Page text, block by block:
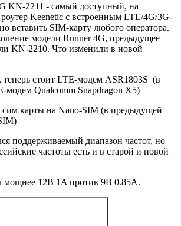
KN-2211 - самый доступный, на
Keenetic с встроенным LTE/4G/3G-
вставить SIM-карту любого оператора.
модели Runner 4G, предыдущее
KN-2210. Что изменили в новой
стоит LTE-модем ASR1803S (в
модем Qualcomm Snapdragon X5)
карты на Nano-SIM (в предыдущей
поддерживаемый диапазон частот, но
частоты есть и в старой и новой
мощнее 12В 1A против 9В 0.85A.